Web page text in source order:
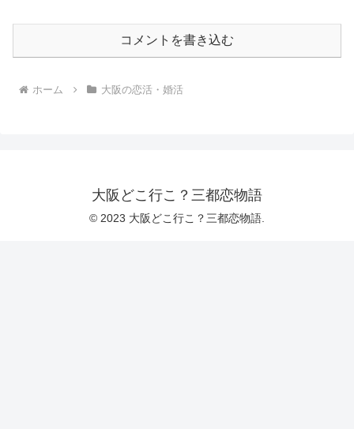
コメントを書き込む
ホーム 大阪の恋活・婚活
大阪どこ行こ？三都恋物語
© 2023 大阪どこ行こ？三都恋物語.